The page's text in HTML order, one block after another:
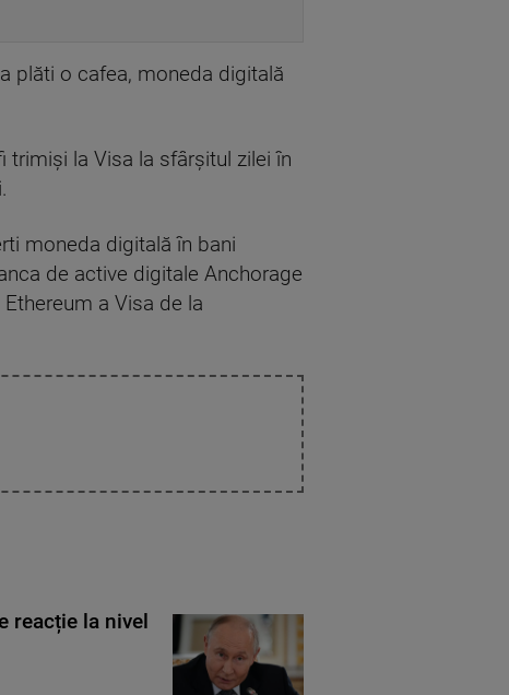
plăti o cafea, moneda digitală
trimişi la Visa la sfârşitul zilei în
moneda digitală în bani
de active digitale Anchorage
a Visa de la
reacție la nivel